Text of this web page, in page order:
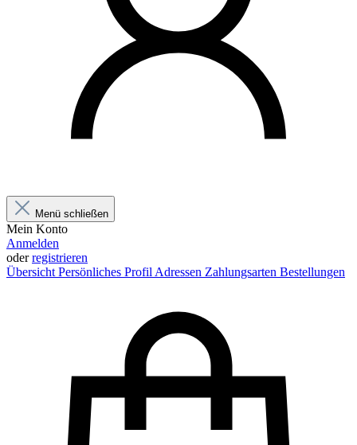
Menü schließen
Mein Konto
Anmelden
oderregistrieren
Übersicht Persönliches Profil Adressen Zahlungsarten Bestellungen